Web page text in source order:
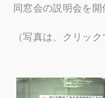
同窓会の説明会を開
（写真は、クリック